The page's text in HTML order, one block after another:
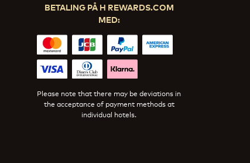
BETALING PÅ H REWARDS.COM
MED:
Please note that there may be deviations in
the acceptance of payment methods at
individual hotels.